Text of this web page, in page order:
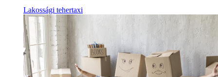
Lakossági tehertaxi